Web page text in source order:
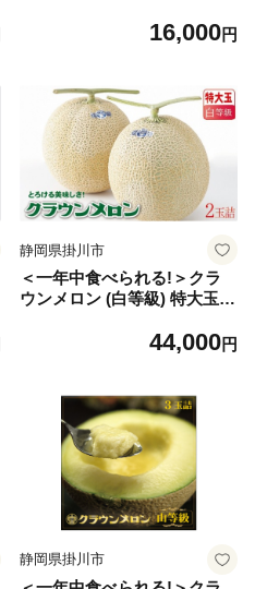
監修_お茶 緑茶 茶葉 掛川茶
市 飲料 家庭用 自宅用 送料無
料【1096814】
16,000円
静岡県掛川市
＜一年中食べられる!＞クラ
ウンメロン (白等級) 特大玉 2
44,000円
静岡県掛川市